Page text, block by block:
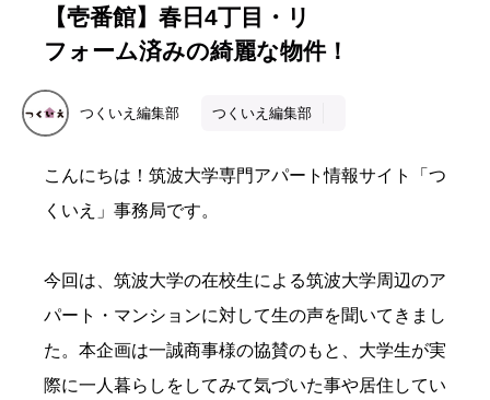
【壱番館】春日4丁目・リ
フォーム済みの綺麗な物件！
つくいえ編集部 つくいえ編集部
こんにちは！筑波大学専門アパート情報サイト「つ
くいえ」事務局です。
今回は、筑波大学の在校生による筑波大学周辺のア
パート・マンションに対して生の声を聞いてきまし
た。本企画は一誠商事様の協賛のもと、大学生が実
際に一人暮らしをしてみて気づいた事や居住してい